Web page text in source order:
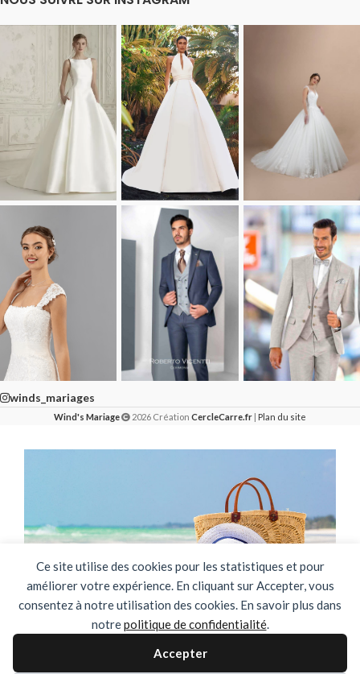
Ce site utilise des cookies pour les statistiques et pour
améliorer votre expérience. En cliquant sur Accepter, vous
consentez à notre utilisation des cookies. En savoir plus dans
notrepolitique de confidentialité.
Accepter
winds_mariages
Wind's Mariage 2026 Création CercleCarre.fr | Plan du site
🌴✨ FERMETURE ESTIVALE ✨🌴